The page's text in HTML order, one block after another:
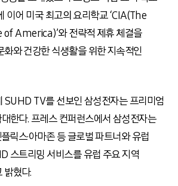
이어 미국 최고의 요리학교 ‘CIA(The
America)’와 전략적 제휴 체결을
화와 건강한 식생활을 위한 지속적인
SUHD TV를 선보인 삼성전자는 프리미엄
한다. 프레스 컨퍼런스에서 삼성전자는
릭스·아마존 등 글로벌 파트너와 유럽
스트리밍 서비스를 유럽 주요 지역
밝혔다.